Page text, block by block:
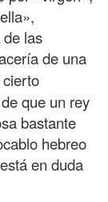
las
de una
que un rey
bastante
hebreo
en duda